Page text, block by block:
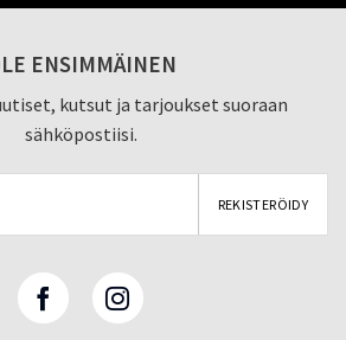
ENSIMMÄINEN
kutsut ja tarjoukset suoraan
sähköpostiisi.